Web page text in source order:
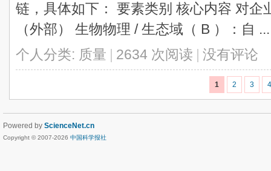
链，具体如下： 要素类别 核心内容 对企
（外部） 生物物理 / 生态域（ B ）：自 ...
个人分类: 质量 | 2634 次阅读 | 没有评论
1 2 3 4
Powered by ScienceNet.cn
Copyright © 2007-2026 中国科学报社